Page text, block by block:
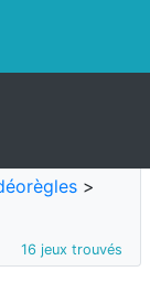
>
16 jeux trouvés